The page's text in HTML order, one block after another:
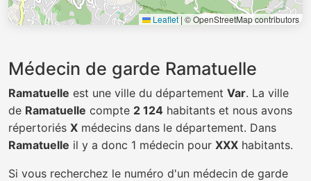
Leaflet | © OpenStreetMap contributors
Médecin de garde Ramatuelle
Ramatuelle est une ville du département Var. La ville
de Ramatuelle compte 2 124 habitants et nous avons
répertoriés X médecins dans le département. Dans
Ramatuelle il y a donc 1 médecin pour XXX habitants.
Si vous recherchez le numéro d'un médecin de garde